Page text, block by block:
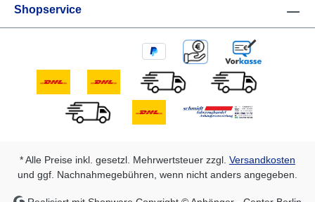
Shopservice
* Alle Preise inkl. gesetzl. Mehrwertsteuer zzgl. Versandkosten
und ggf. Nachnahmegebühren, wenn nicht anders angegeben.